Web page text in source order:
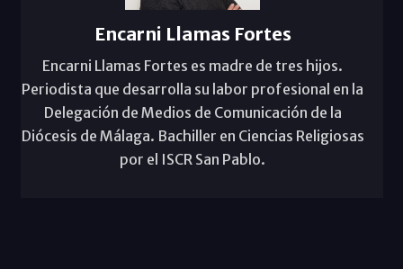
Encarni Llamas Fortes
Encarni Llamas Fortes es madre de tres hijos.
Periodista que desarrolla su labor profesional en la
Delegación de Medios de Comunicación de la
Diócesis de Málaga. Bachiller en Ciencias Religiosas
por el ISCR San Pablo.